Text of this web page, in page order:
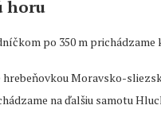
horu
po 350 m
hrebeňovkou Moravsko-
na ďalšiu samotu